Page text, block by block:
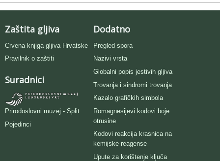
Zaštita gljiva
Crvena knjiga gljiva Hrvatske
Pravilnik o zaštiti
Suradnici
Prirodoslovni muzej - Split
Pojedinci
Dodatno
Pregled spora
Nazivi vrsta
Globalni popis jestivih gljiva
Trovanja i sindromi trovanja
Kazalo grafičkih simbola
Romagnesijevi kodovi boje
otrusine
Kodovi reakcija krasnica na
kemijske reagense
Upute za korištenje ključa